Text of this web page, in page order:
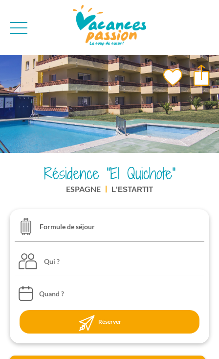
CAMPAGNE
MER
MONTAGNE
VILLES
ENVIE D'AILLEURS
BONS PLANS
QUI SOMMES-
BLOG
BROCHURES
NEWSLETTER
Résidence "El Quichote"
ESPAGNE L'ESTARTIT
Qui ?
Réserver